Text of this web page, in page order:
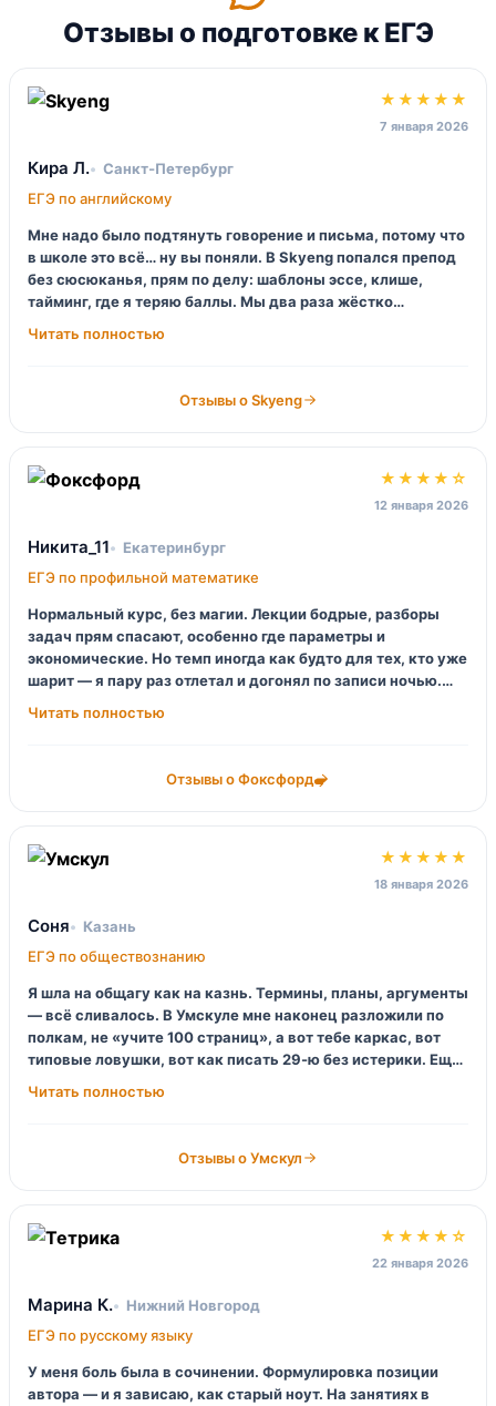
Отзывы о подготовке к ЕГЭ
★★★★★
7 января 2026
Кира Л.
Санкт‑Петербург
ЕГЭ по английскому
Мне надо было подтянуть говорение и письма, потому что
в школе это всё… ну вы поняли. В Skyeng попался препод
без сюсюканья, прям по делу: шаблоны эссе, клише,
тайминг, где я теряю баллы. Мы два раза жёстко
разбирали мои ошибки, было больно, зато потом я
перестала лепить «in conclusion» где попало.
короткими — если день завален.
Отзывы о Skyeng
★★★★☆
12 января 2026
Никита_11
Екатеринбург
ЕГЭ по профильной математике
Нормальный курс, без магии. Лекции бодрые, разборы
задач прям спасают, особенно где параметры и
экономические. Но темп иногда как будто для тех, кто уже
шарит — я пару раз отлетал и догонял по записи ночью.
Плюс: проверка домашек и комментарии по делу, минус:
хочется больше коротких «разминок» на 10–15 минут, а не
Отзывы о Фоксфорд
★★★★★
18 января 2026
Соня
Казань
ЕГЭ по обществознанию
Я шла на общагу как на казнь. Термины, планы, аргументы
— всё сливалось. В Умскуле мне наконец разложили по
полкам, не «учите 100 страниц», а вот тебе каркас, вот
типовые ловушки, вот как писать 29-ю без истерики. Ещё
прикольно, что куратор реально отвечает, а не «мы
рассмотрим». Внутри много мемов, да, но это даже
Отзывы о Умскул
★★★★☆
22 января 2026
Марина К.
Нижний Новгород
ЕГЭ по русскому языку
У меня боль была в сочинении. Формулировка позиции
автора — и я зависаю, как старый ноут. На занятиях в